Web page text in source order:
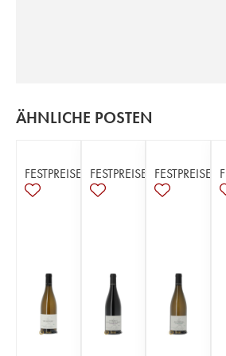
ÄHNLICHE POSTEN
FESTPREISE FESTPREISE FESTPREISE